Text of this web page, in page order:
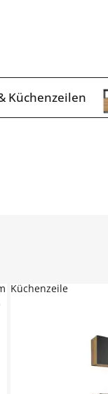
Küchenzeilen
Küchenzeile